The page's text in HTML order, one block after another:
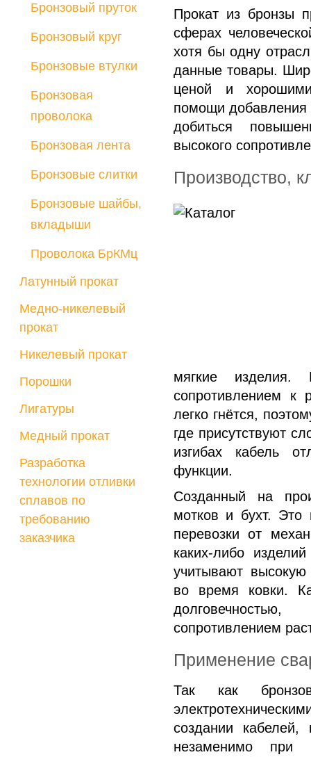
Бронзовый пруток
Бронзовый круг
Бронзовые втулки
Бронзовая
проволока
Бронзовая лента
Бронзовые слитки
Бронзовые шайбы,
вкладыши
Проволока БрКМц
Латунный прокат
Медно-никелевый
прокат
Никелевый прокат
Порошки
Лигатуры
Медный прокат
Разработка
технологии отливки
сплавов по
требованию
заказчика
Прокат из бронзы
сферах
хотя бы одну
данные товары.
ценой и
помощи добавления
добиться
высокого
Производство,
мягкие изделия.
сопротивлением к
легко гнётся,
где присутствуют
изгибах кабель
функции.
Созданный на
мотков и бухт. Это
перевозки от
каких-либо
учитывают высокую
во время ковки.
сопротивлением
Применение
Так как
создании
незаменимо при